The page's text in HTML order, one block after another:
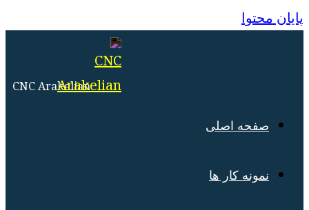
پایان محتوا
CNC Arakelian
صفحه اصلی
نمونه کار ها